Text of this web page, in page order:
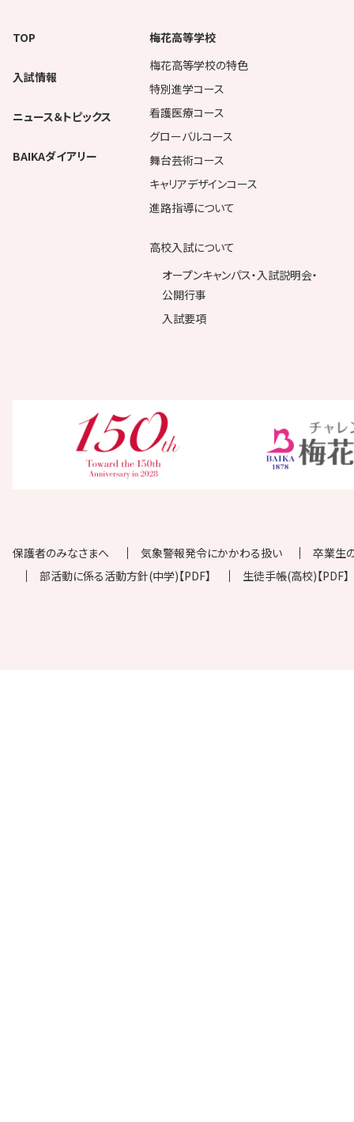
TOP
入試情報
ニュース＆トピックス
BAIKAダイアリー
梅花高等学校
梅花高等学校の特色
特別進学コース
看護医療コース
グローバルコース
舞台芸術コース
キャリアデザインコース
進路指導について
高校入試について
オープンキャンパス・入試説明会・
公開行事
入試要項
保護者のみなさまへ 気象警報発令にかかわる扱い
卒業生
部活動に係る活動方針(中学)【PDF】
生徒手帳(高校)【PDF】